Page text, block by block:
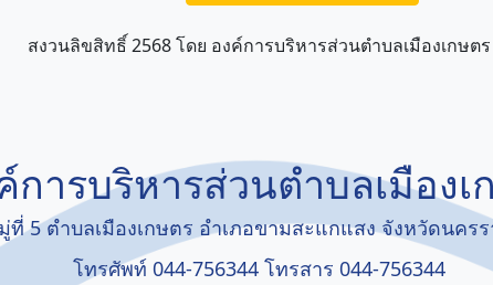
สงวนลิขสิทธิ์ 2568 โดย องค์การบริหารส่วนตำบลเมืองเกษตร
การบริหารส่วนตำบลเมืองเ
ที่ 5 ตำบลเมืองเกษตร อำเภอขามสะแกแสง จังหวัดนคร
โทรศัพท์ 044-756344 โทรสาร 044-756344